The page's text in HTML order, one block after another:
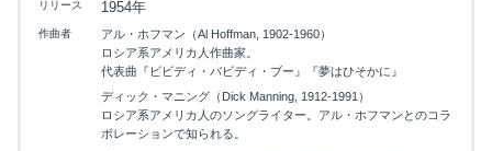
リリース 1954年
作曲者
アル・ホフマン（Al Hoffman, 1902-1960）
ロシア系アメリカ人作曲家。
代表曲『ビビディ・バビディ・ブー』『夢はひそかに』
ディック・マニング（Dick Manning, 1912-1991）
ロシア系アメリカ人のソングライター。アル・ホフマンとのコラ
ボレーションで知られる。